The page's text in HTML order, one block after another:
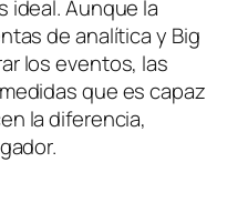
ideal. Aunque la
de analítica y Big
los eventos, las
que es capaz
la diferencia,